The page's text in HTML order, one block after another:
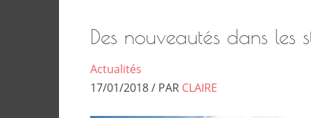
Des nouveautés dans les
Actualités
17/01/2018 / PAR CLAIRE